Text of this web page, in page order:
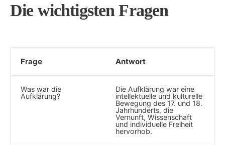
Die wichtigsten Fragen
Frage Antwort
Was war die
Aufklärung?
Die Aufklärung war eine​
intellektuelle und kulturelle
Bewegung des ‌17.​ und 18.
Jahrhunderts, die
Vernunft, Wissenschaft
und individuelle Freiheit
hervorhob.